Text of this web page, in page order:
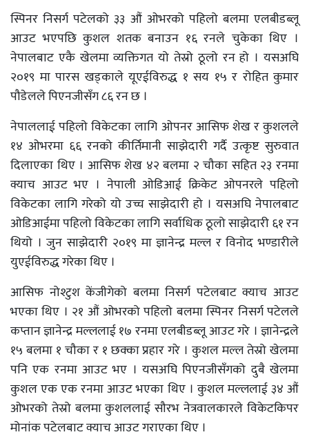
स्पिनर निसर्ग पटेलको ३३ औं ओभरको पहिलो बलमा एलबीडब्लू
आउट भएपछि कुशल शतक बनाउन १६ रनले चुकेका थिए ।
नेपालबाट एकै खेलमा व्यक्तिगत यो तेस्रो ठूलो रन हो । यसअघि
२०१९ मा पारस खड्काले यूएईविरुद्ध १ सय १५ र रोहित कुमार
पौडेलले पिएनजीसँग ८६ रन छ ।
नेपाललाई पहिलो विकेटका लागि ओपनर आसिफ शेख र कुशलले
१४ ओभरमा ६६ रनको कीर्तिमानी साझेदारी गर्दै उत्कृष्ट सुरुवात
दिलाएका थिए । आसिफ शेख ४२ बलमा २ चौका सहित २३ रनमा
क्याच आउट भए । नेपाली ओडिआई क्रिकेट ओपनरले पहिलो
विकेटका लागि गरेको यो उच्च साझेदारी हो । यसअघि नेपालबाट
ओडिआईमा पहिलो विकेटका लागि सर्वाधिक ठूलो साझेदारी ६१ रन
थियो । जुन साझेदारी २०१९ मा ज्ञानेन्द्र मल्ल र विनोद भण्डारीले
युएईविरुद्ध गरेका थिए ।
आसिफ नोश्टुश केंजीगेको बलमा निसर्ग पटेलबाट क्याच आउट
भएका थिए । २१ औं ओभरको पहिलो बलमा स्पिनर निसर्ग पटेलले
कप्तान ज्ञानेन्द्र मल्ललाई १७ रनमा एलबीडब्लू आउट गरे । ज्ञानेन्द्रले
१५ बलमा १ चौका र १ छक्का प्रहार गरे । कुशल मल्ल तेस्रो खेलमा
पनि एक रनमा आउट भए । यसअघि पिएनजीसँगको दुबै खेलमा
कुशल एक एक रनमा आउट भएका थिए । कुशल मल्ललाई ३४ औं
ओभरको तेस्रो बलमा कुशललाई सौरभ नेत्रवालकारले विकेटकिपर
मोनांक पटेलबाट क्याच आउट गराएका थिए ।